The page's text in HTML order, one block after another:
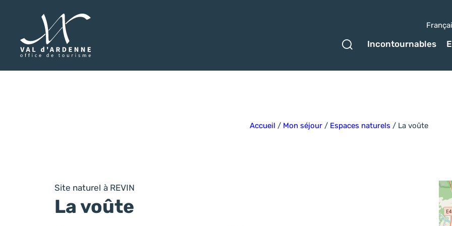
Ouvrir le formulaire
Incontournables
Accueil / Mon séjour/ Espaces naturels / La voûte
Site naturel à REVIN
La voûte